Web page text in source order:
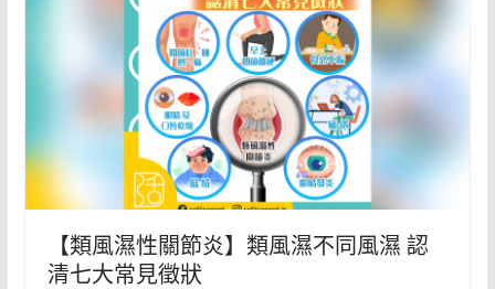
【類風濕性關節炎】類風濕不同風濕 認
清七大常見徵狀